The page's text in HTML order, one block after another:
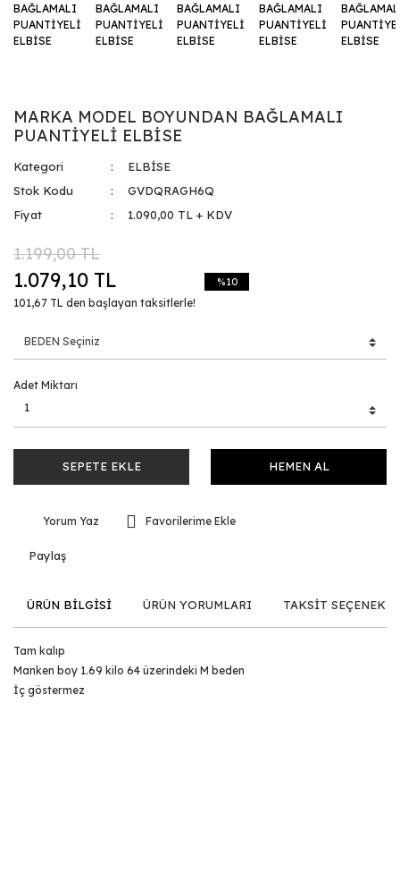
MARKA MODEL BOYUNDAN BAĞLAMALI
PUANTİYELİ ELBİSE
Kategori
ELBİSE
Stok Kodu
GVDQRAGH6Q
Fiyat
1.090,00 TL + KDV
1.199,00 TL
1.079,10 TL
101,67 TL den başlayan taksitlerle!
%10
Adet Miktarı
SEPETE EKLE HEMEN AL
Yorum Yaz
Paylaş
ÜRÜN BİLGİSİ ÜRÜN YORUMLARI TAKSİT
Tam kalıp
Manken boy 1.69 kilo 64 üzerindeki M beden
İç göstermez